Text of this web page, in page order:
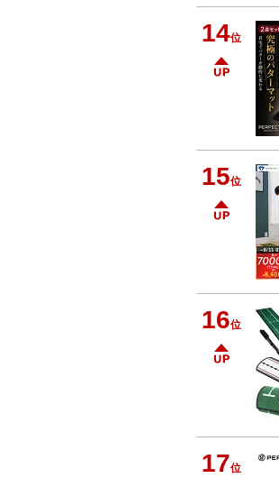
14位
15位
16位
17位